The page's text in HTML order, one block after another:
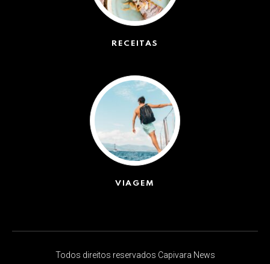
RECEITAS
VIAGEM
Todos direitos reservados Capivara News